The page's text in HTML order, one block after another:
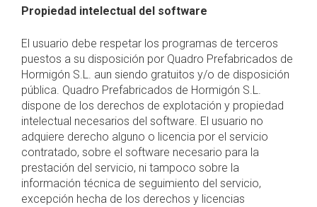
Propiedad intelectual del software
El usuario debe respetar los programas de terceros
puestos a su disposición por Quadro Prefabricados de
Hormigón S.L. aun siendo gratuitos y/o de disposición
pública. Quadro Prefabricados de Hormigón S.L.
dispone de los derechos de explotación y propiedad
intelectual necesarios del software. El usuario no
adquiere derecho alguno o licencia por el servicio
contratado, sobre el software necesario para la
prestación del servicio, ni tampoco sobre la
información técnica de seguimiento del servicio,
excepción hecha de los derechos y licencias